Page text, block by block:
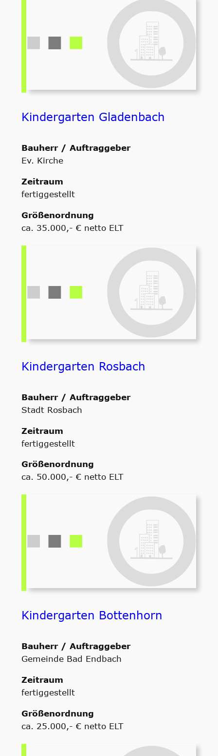
Kindergarten Gladenbach
Bauherr / Auftraggeber
Ev. Kirche
Zeitraum
fertiggestellt
Größenordnung
ca. 35.000,- € netto ELT
Kindergarten Rosbach
Bauherr / Auftraggeber
Stadt Rosbach
Zeitraum
fertiggestellt
Größenordnung
ca. 50.000,- € netto ELT
Kindergarten Bottenhorn
Bauherr / Auftraggeber
Gemeinde Bad Endbach
Zeitraum
fertiggestellt
Größenordnung
ca. 25.000,- € netto ELT